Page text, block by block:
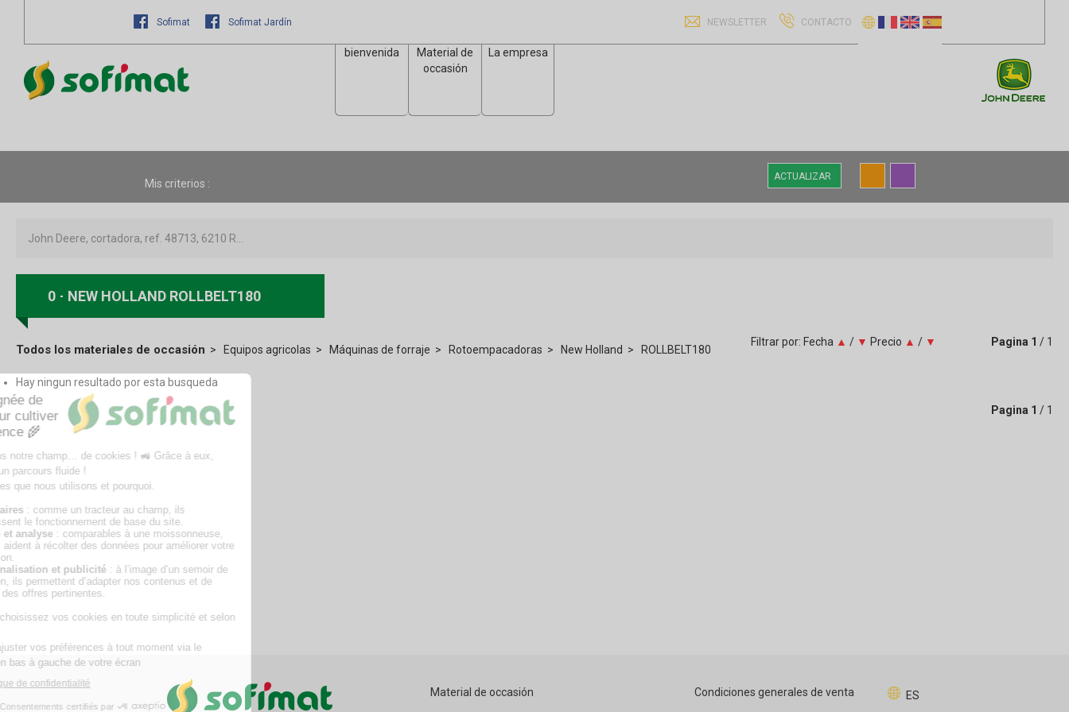
Sofimat Sofimat Jardín NEWSLETTER CONTACTO
bienvenida
Material de
occasión
La empresa
Mis criterios :
ACTUALIZAR
Todos los materiales de occasión Equipos agricolas Máquinas de forraje Rotoempacadoras New Holland ROLLBELT180
0 NEW HOLLAND ROLLBELT180
Filtrar por: Fecha ▲ / ▼ Precio ▲ / ▼ Pagina 1 / 1
Hay ningun resultado por esta busqueda
Pagina 1 / 1
ES
Material de occasión Condiciones generales de venta